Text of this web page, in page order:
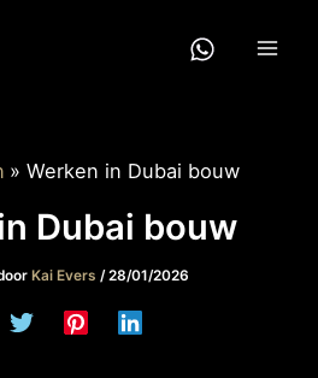
Werken in Dubai bouw
Dubai bouw
Kai Evers /28/01/2026